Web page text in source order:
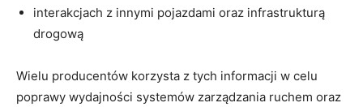
interakcjach z innymi pojazdami oraz infrastrukturą
drogową
Wielu producentów korzysta z tych informacji w celu
poprawy wydajności systemów zarządzania ruchem oraz